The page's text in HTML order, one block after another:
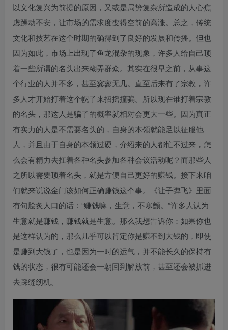
以文化复兴为前提的原因，又或是局势复杂所造成的人心焦
虑躁动不安，让市场的需求度变得空前的高涨。总之，传统
文化和技艺在这个时期的确得到了良好的发展和传播。但也
因为如此，市场上出现了鱼龙混杂的现象，许多人给自己顶
着一些所谓的名头出来糊弄群众。其实在很早之前，从事这
个行业的人并不多，甚至寥寥无几。直至后来有了宗教，许
多人才开始打着这个幌子来招摇撞骗。所以现在谁打着宗教
的名头，那这人是骗子的概率就相对会更大一些。因为真正
有实力的人是不需要名头的，自身的本领就能足以征服他
人，并且由于自身的本领过硬，介绍来的人都忙不过来，怎
么会有精力去扛着各种名头参加各种会议活动呢？而那些人
之所以需要顶着名头，就是方便自己更好的赚钱。接下来咱
们就来说说金门该如何正确赚钱这个事。《让子弹飞》里面
有句脍炙人口的话：“赚钱嘛，生意，不寒颤。”许多人认为
生意就是赚钱，赚钱就是生意。那么我想告诉你：如果你也
是这样认为的，那么几乎可以肯定你是赚不到大钱的，即使
是赚到大钱了，也是因为一时的运气，并不能长久的保持有
钱的状态，很有可能还会一朝回到解放前，甚至还会被抓进
去踩缝纫机。